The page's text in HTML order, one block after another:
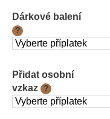
Dárkové balení
?
Přidat osobní
vzkaz
?